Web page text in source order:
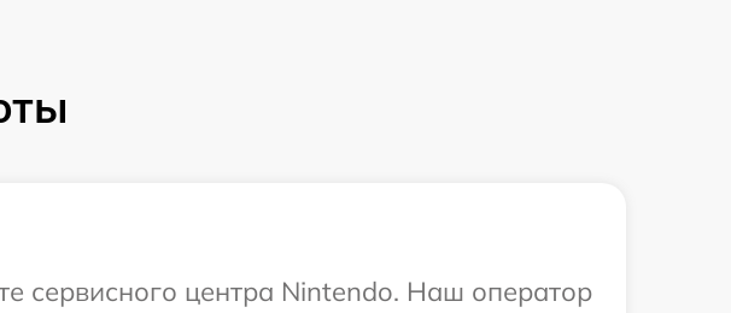
сервисного центра Nintendo. Наш оператор